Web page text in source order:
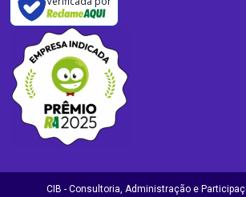
CIB - Consultoria, Administração e